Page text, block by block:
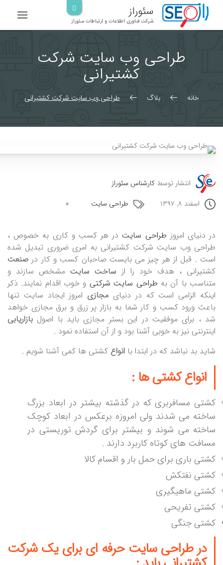
سئوراز
شرکت فناوری اطلاعات و ارتباطات سئوراز
طراحی وب سایت شرکت
کشتیرانی
خانه بلاگ طراحی وب سایت شرکت کشتیرانی
انتشار توسط کارشناس سئوراز
اسفند ۸, ۱۳۹۷
طراحی سایت
در دنیای امروز طراحی سایتدر هر کسب و کاری به خصوص ،
طراحی وب سایت شرکت کشتیرانی به امری ضروری تبدیل شده
است . قبل از هر چیز می بایست صاحبان کسب و کار در صنعت
کشتیرانی ، هدف خود را از ساخت سایت مشخص سازند و
متناسب با آن به طراحی سایت شرکتی و خوب اقدام نمایند. ذکر
اینکه الزامی است که در دنیای مجازی امروز ایجاد سایت تنها
باعث ورود کسب و کار شما به بازار پر زرق و برق مجازی خواهد
شد ، برای موفقیت در این بستر مجازی باید با اصول بازاریابی
اینترنتی نیز به خوبی آشنا بود و از آن استفاده نمود .
شاید بد نباشد که در ابتدا با انواع کشتی ها کمی آشنا شویم .
انواع کشتی ها :
کشتی مسافربری که در گذشته بیشتر در ابعاد بزرگ
ساخته می شدند ولی امروزه برعکس در ابعاد کوچک
ساخته می شوند و بیشتر برای گردش توریستی در
مسافت های کوتاه کاربرد دارند .
کشتی باری برای حمل بار و اقسام کالا
کشتی نفتکش
کشتی ماهیگیری
کشتی تفریحی
کشتی جنگی
درطراحی سایت حرفه ایبرای یک شرکت